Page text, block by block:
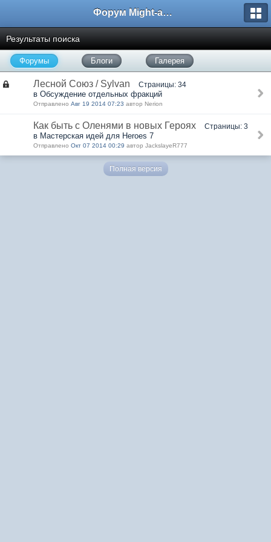
Форум Might-and-Magic.ru
Результаты поиска
Форумы Блоги Галерея
Лесной Союз / Sylvan Страницы: 34
в Обсуждение отдельных фракций
Отправлено Авг 19 2014 07:23 автор Nerion
Как быть с Оленями в новых Героях Страницы: 3
в Мастерская идей для Heroes 7
Отправлено Окт 07 2014 00:29 автор JackslayeR777
Полная версия